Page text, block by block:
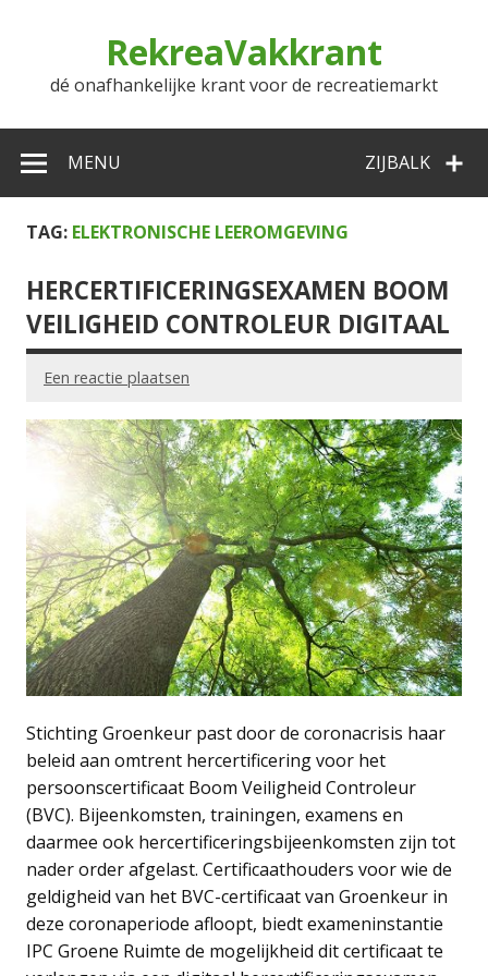
RekreaVakkrant
dé onafhankelijke krant voor de recreatiemarkt
ZIJBALK
MENU
TAG: ELEKTRONISCHE LEEROMGEVING
HERCERTIFICERINGSEXAMEN BOOM
VEILIGHEID CONTROLEUR DIGITAAL
Een reactie plaatsen
Stichting Groenkeur past door de coronacrisis haar
beleid aan omtrent hercertificering voor het
persoonscertificaat Boom Veiligheid Controleur
(BVC). Bijeenkomsten, trainingen, examens en
daarmee ook hercertificeringsbijeenkomsten zijn tot
nader order afgelast. Certificaathouders voor wie de
geldigheid van het BVC-certificaat van Groenkeur in
deze coronaperiode afloopt, biedt exameninstantie
IPC Groene Ruimte de mogelijkheid dit certificaat te